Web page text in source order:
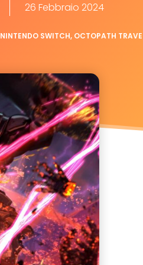
26 Febbraio 2024
NINTENDO SWITCH, OCTOPATH